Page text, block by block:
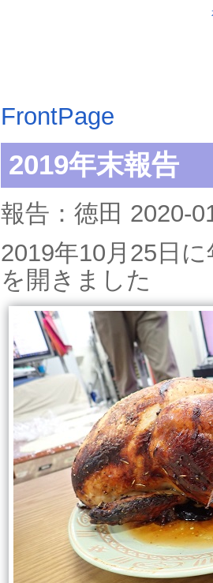
FrontPage
2019年末報告
報告：徳田 2020-
2019年10月25日
を開きました